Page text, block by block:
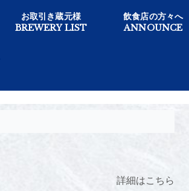
お取引き蔵元様
BREWERY LIST
飲食店の方々へ
ANNOUNCE
詳細はこちら